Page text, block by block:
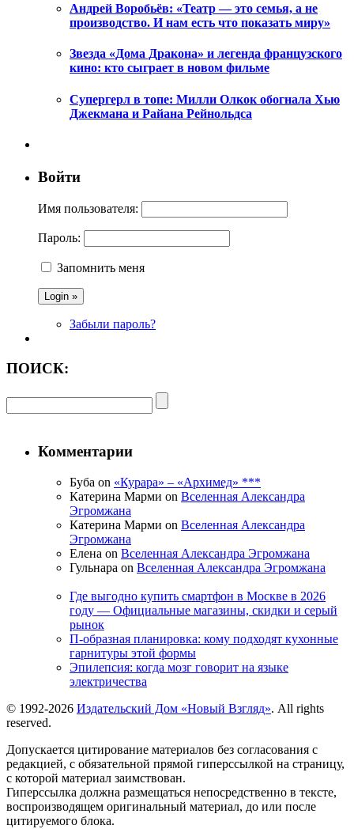
Андрей Воробьёв: «Театр — это семья, а не
производство. И нам есть что показать миру»
Звезда «Дома Дракона» и легенда французского
кино: кто сыграет в новом фильме
Супергерл в топе: Милли Олкок обогнала Хью
Джекмана и Райана Рейнольдса
Войти
Имя пользователя:
Пароль:
Запомнить меня
Забыли пароль?
ПОИСК:
Комментарии
Буба on «Курара» – «Архимед» ***
Катерина Марми on Вселенная Александра
Эгромжана
Катерина Марми on Вселенная Александра
Эгромжана
Елена on Вселенная Александра Эгромжана
Гульнара on Вселенная Александра Эгромжана
Где выгодно купить смартфон в Москве в 2026
году — Официальные магазины, скидки и серый
рынок
П-образная планировка: кому подходят кухонные
гарнитуры этой формы
Эпилепсия: когда мозг говорит на языке
электричества
© 1992-2026 Издательский Дом «Новый Взгляд». All rights
reserved.
Допускается цитирование материалов без согласования с
редакцией, с обязательной прямой гиперссылкой на страницу,
с которой материал заимствован.
Гиперссылка должна размещаться непосредственно в тексте,
воспроизводящем оригинальный материал, до или после
цитируемого блока.